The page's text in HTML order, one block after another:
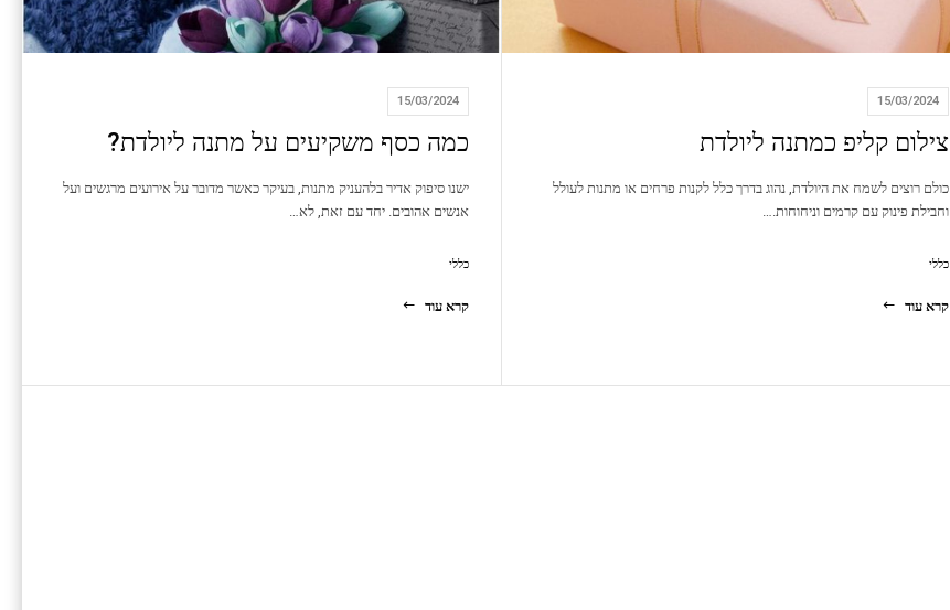
15/03/2024
צילום קליפ כמתנה ליולדת
כולם רוצים לשמח את היולדת, נהוג בדרך כלל לקנות פרחים או מתנות לעולל
וחבילת פינוק עם קרמים וניחוחות.…
כללי
קרא עוד
15/03/2024
כמה כסף משקיעים על מתנה ליולדת?
ישנו סיפוק אדיר בלהעניק מתנות, בעיקר כאשר מדובר על אירועים מרגשים ועל
אנשים אהובים. יחד עם זאת, לא…
כללי
קרא עוד